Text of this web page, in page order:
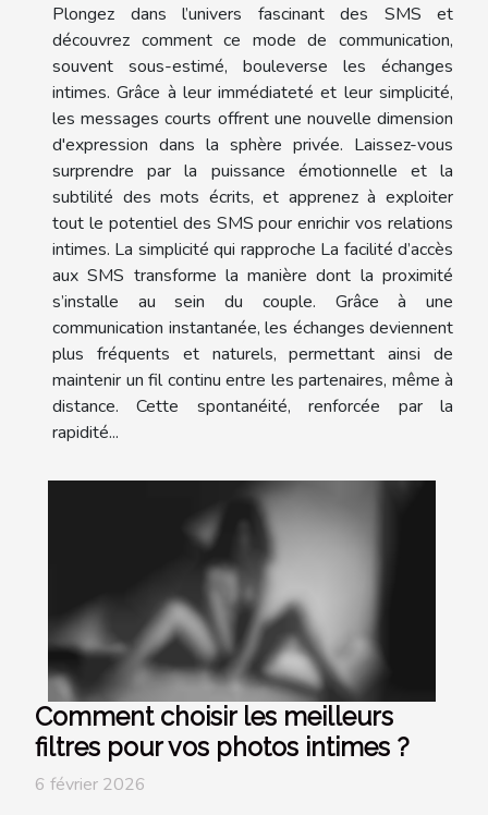
Plongez dans l’univers fascinant des SMS et
découvrez comment ce mode de communication,
souvent sous-estimé, bouleverse les échanges
intimes. Grâce à leur immédiateté et leur simplicité,
les messages courts offrent une nouvelle dimension
d'expression dans la sphère privée. Laissez-vous
surprendre par la puissance émotionnelle et la
subtilité des mots écrits, et apprenez à exploiter
tout le potentiel des SMS pour enrichir vos relations
intimes. La simplicité qui rapproche La facilité d’accès
aux SMS transforme la manière dont la proximité
s’installe au sein du couple. Grâce à une
communication instantanée, les échanges deviennent
plus fréquents et naturels, permettant ainsi de
maintenir un fil continu entre les partenaires, même à
distance. Cette spontanéité, renforcée par la
rapidité...
Comment choisir les meilleurs
filtres pour vos photos intimes ?
6 février 2026